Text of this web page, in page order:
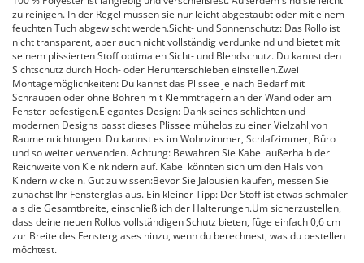
zu reinigen. In der Regel müssen sie nur leicht abgestaubt oder mit einem
feuchten Tuch abgewischt werden.Sicht- und Sonnenschutz: Das Rollo ist
nicht transparent, aber auch nicht vollständig verdunkelnd und bietet mit
seinem plissierten Stoff optimalen Sicht- und Blendschutz. Du kannst den
Sichtschutz durch Hoch- oder Herunterschieben einstellen.Zwei
Montagemöglichkeiten: Du kannst das Plissee je nach Bedarf mit
Schrauben oder ohne Bohren mit Klemmträgern an der Wand oder am
Fenster befestigen.Elegantes Design: Dank seines schlichten und
modernen Designs passt dieses Plissee mühelos zu einer Vielzahl von
Raumeinrichtungen. Du kannst es im Wohnzimmer, Schlafzimmer, Büro
und so weiter verwenden. Achtung: Bewahren Sie Kabel außerhalb der
Reichweite von Kleinkindern auf. Kabel könnten sich um den Hals von
Kindern wickeln. Gut zu wissen:Bevor Sie Jalousien kaufen, messen Sie
zunächst Ihr Fensterglas aus. Ein kleiner Tipp: Der Stoff ist etwas schmaler
als die Gesamtbreite, einschließlich der Halterungen.Um sicherzustellen,
dass deine neuen Rollos vollständigen Schutz bieten, füge einfach 0,6 cm
zur Breite des Fensterglases hinzu, wenn du berechnest, was du bestellen
möchtest.